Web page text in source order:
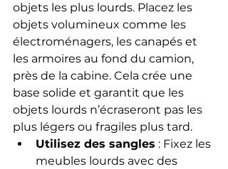
objets les plus lourds. Placez les
objets volumineux comme les
électroménagers, les canapés et
les armoires au fond du camion,
près de la cabine. Cela crée une
base solide et garantit que les
objets lourds n’écraseront pas les
plus légers ou fragiles plus tard.
Utilisez des sangles : Fixez les
meubles lourds avec des